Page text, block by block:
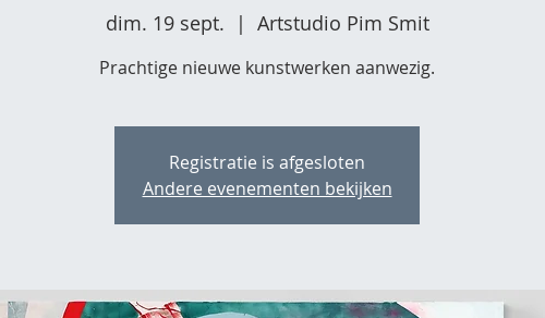
dim. 19 sept.
  |
Artstudio Pim Smit
Prachtige nieuwe kunstwerken aanwezig.
Registratie is afgesloten
Andere evenementen bekijken